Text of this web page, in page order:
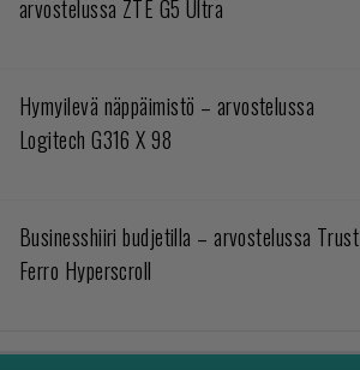
arvostelussa ZTE G5 Ultra
Hymyilevä näppäimistö – arvostelussa
Logitech G316 X 98
Businesshiiri budjetilla – arvostelussa Trust
Ferro Hyperscroll